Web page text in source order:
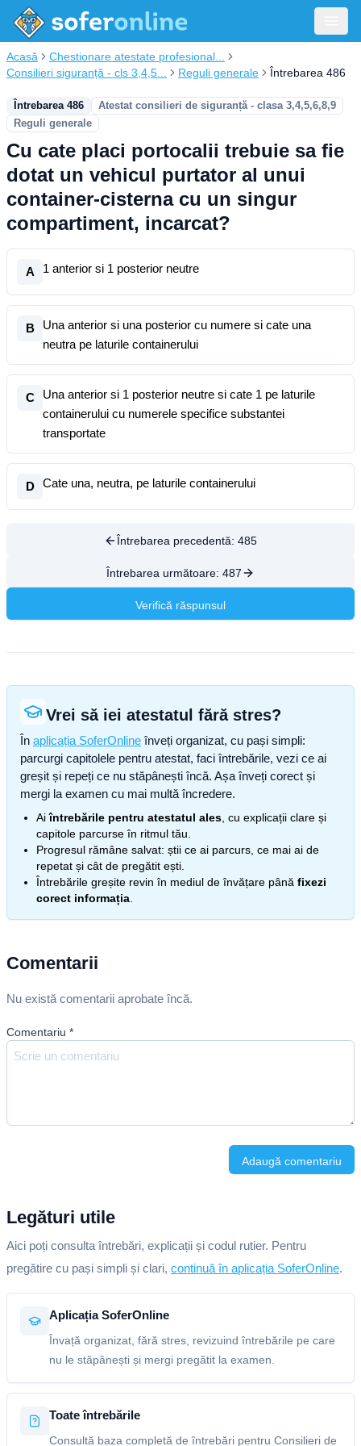
Acasă
Chestionare atestate profesional...
Consilieri siguranță - cls 3,4,5...
Reguli generale Întrebarea 486
Întrebarea 486
Atestat consilieri de siguranță - clasa 3,4,5,6,8,9
Reguli generale
Cu cate placi portocalii trebuie sa fie
dotat un vehicul purtator al unui
container-cisterna cu un singur
compartiment, incarcat?
A 1 anterior si 1 posterior neutre
B
Una anterior si una posterior cu numere si cate una
neutra pe laturile containerului
C
Una anterior si 1 posterior neutre si cate 1 pe laturile
containerului cu numerele specifice substantei
transportate
D Cate una, neutra, pe laturile containerului
Întrebarea precedentă: 485
Întrebarea următoare: 487
Verifică răspunsul
Vrei să iei atestatul fără stres?
În aplicația SoferOnline înveți organizat, cu pași simpli:
parcurgi capitolele pentru atestat, faci întrebările, vezi ce ai
greșit și repeți ce nu stăpânești încă. Așa înveți corect și
mergi la examen cu mai multă încredere.
Aiîntrebările pentru atestatul ales , cu explicații clare și
capitole parcurse în ritmul tău.
Progresul rămâne salvat: știi ce ai parcurs, ce mai ai de
repetat și cât de pregătit ești.
Întrebările greșite revin în mediul de învățare până fixezi
corect informația
Comentarii
Nu există comentarii aprobate încă.
Comentariu *
Adaugă comentariu
Legături utile
Aici poți consulta întrebări, explicații și codul rutier. Pentru
pregătire cu pași simpli și clari, continuă în aplicația SoferOnline.
Aplicația SoferOnline
Învață organizat, fără stres, revizuind întrebările pe care
nu le stăpânești și mergi pregătit la examen.
Toate întrebările
Consultă baza completă de întrebări pentru Consilieri de